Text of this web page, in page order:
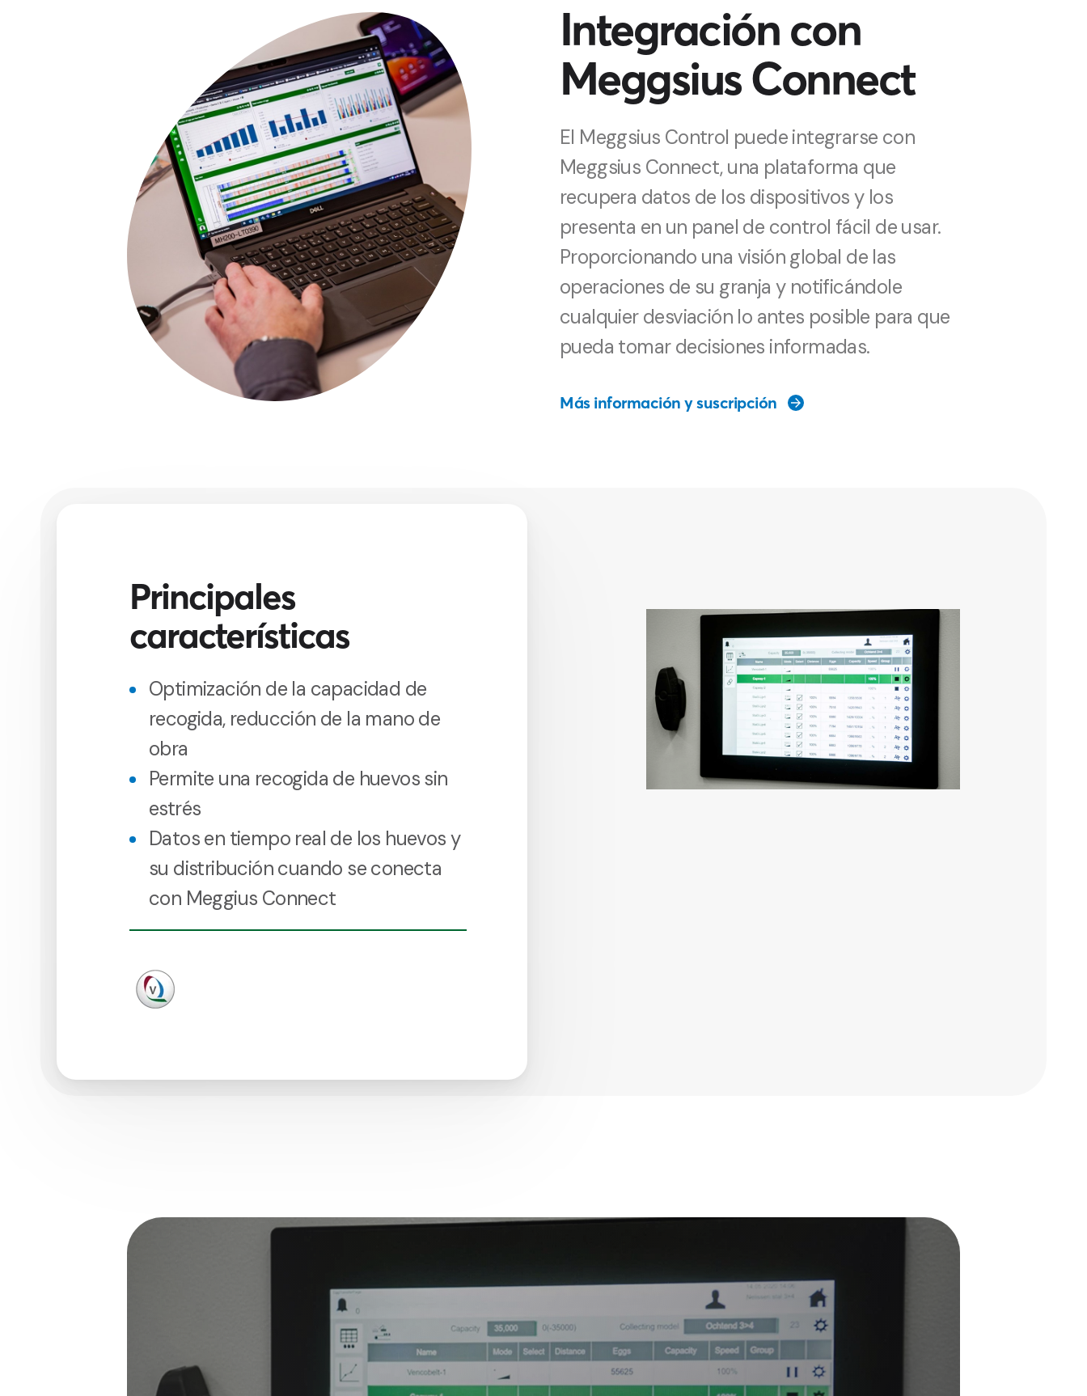
Integración con
Meggsius Connect
El Meggsius Control puede integrarse con
Meggsius Connect, una plataforma que
recupera datos de los dispositivos y los
presenta en un panel de control fácil de usar.
Proporcionando una visión global de las
operaciones de su granja y notificándole
cualquier desviación lo antes posible para que
pueda tomar decisiones informadas.
Más información y suscripción
Principales
características
Optimización de la capacidad de
recogida, reducción de la mano de
obra
Permite una recogida de huevos sin
estrés
Datos en tiempo real de los huevos y
su distribución cuando se conecta
con Meggius Connect